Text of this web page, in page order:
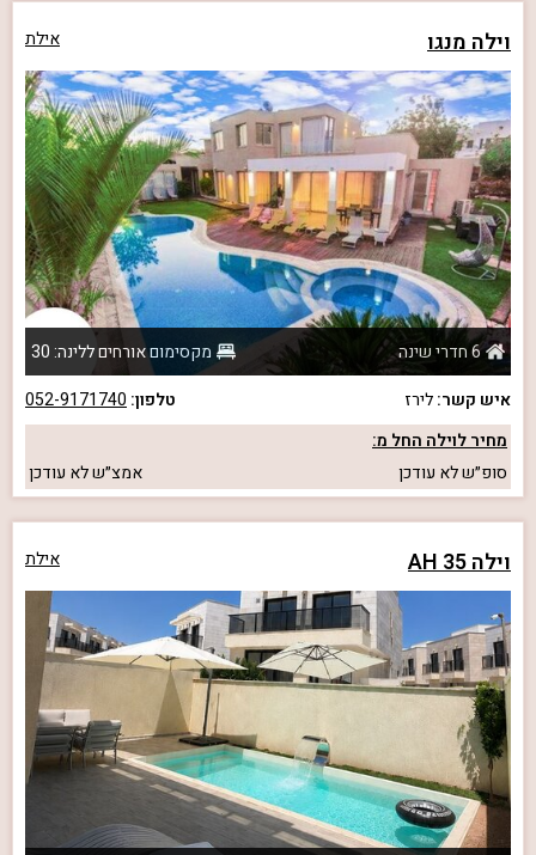
וילה מנגו אילת
6 חדרי שינה
מקסימום אורחים ללינה: 30
איש קשר:לירז טלפון: 052-9171740
מחיר לוילה החל מ:
סופ״שלא עודכן אמצ״שלא עודכן
וילה AH 35 אילת